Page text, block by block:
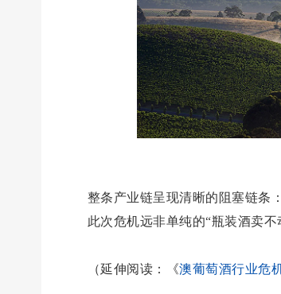
整条产业链呈现清晰的阻塞链条
此次危机远非单纯的“瓶装酒卖
（延伸阅读：《澳葡萄酒行业危